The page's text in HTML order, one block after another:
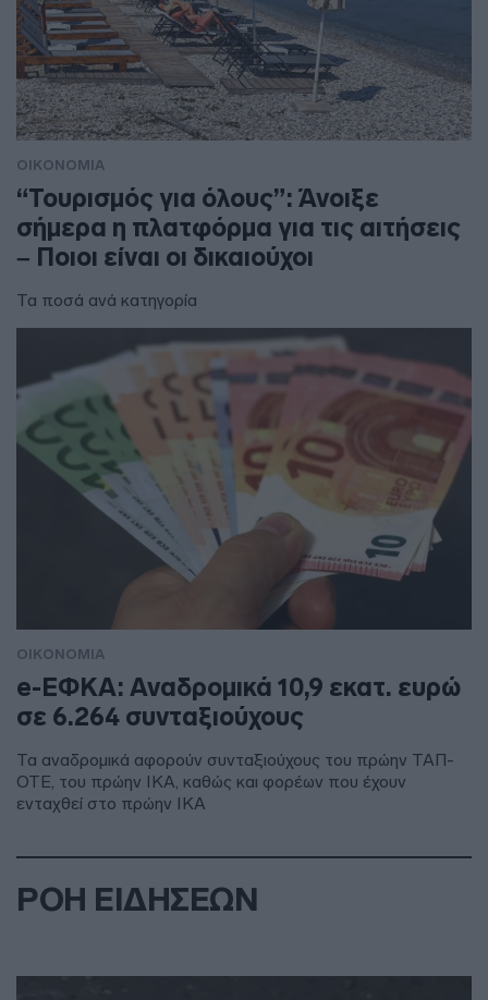
ΟΙΚΟΝΟΜΙΑ
“Τουρισμός για όλους”: Άνοιξε
σήμερα η πλατφόρμα για τις αιτήσεις
– Ποιοι είναι οι δικαιούχοι
Τα ποσά ανά κατηγορία
ΟΙΚΟΝΟΜΙΑ
e-ΕΦΚΑ: Αναδρομικά 10,9 εκατ. ευρώ
σε 6.264 συνταξιούχους
Τα αναδρομικά αφορούν συνταξιούχους του πρώην ΤΑΠ-
ΟΤΕ, του πρώην ΙΚΑ, καθώς και φορέων που έχουν
ενταχθεί στο πρώην ΙΚΑ
ΡΟΗ ΕΙΔΗΣΕΩΝ